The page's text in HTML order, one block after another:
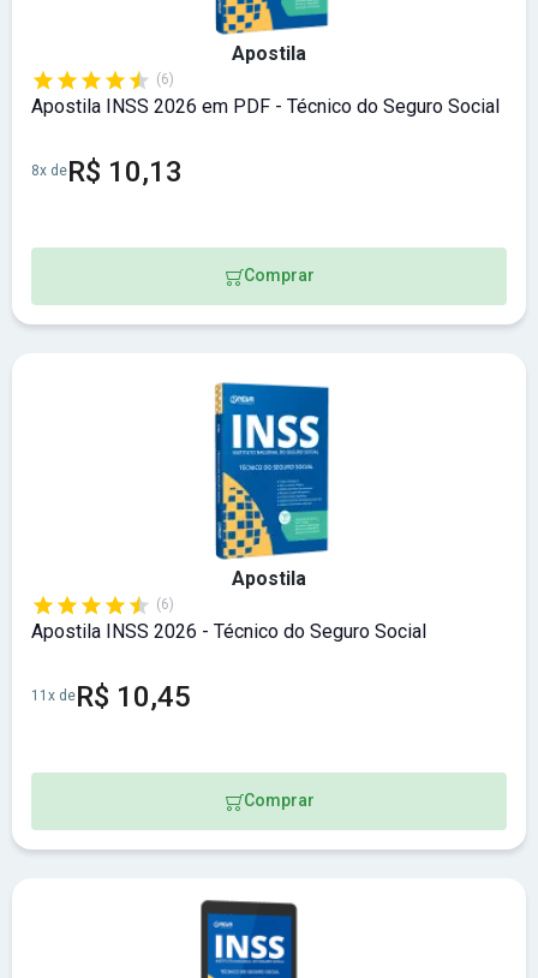
Apostila
(6)
Apostila INSS 2026 em PDF - Técnico do Seguro Social
8x deR$ 10,13
Comprar
Apostila
(6)
Apostila INSS 2026 - Técnico do Seguro Social
11x deR$ 10,45
Comprar